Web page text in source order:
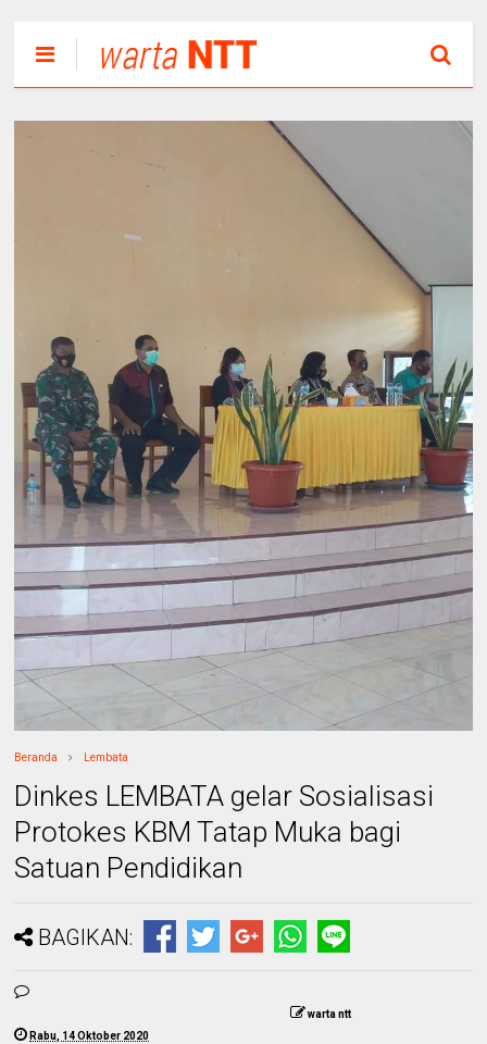
Beranda Lembata
Dinkes LEMBATA gelar Sosialisasi
Protokes KBM Tatap Muka bagi
Satuan Pendidikan
BAGIKAN:
warta ntt
Rabu, 14 Oktober 2020